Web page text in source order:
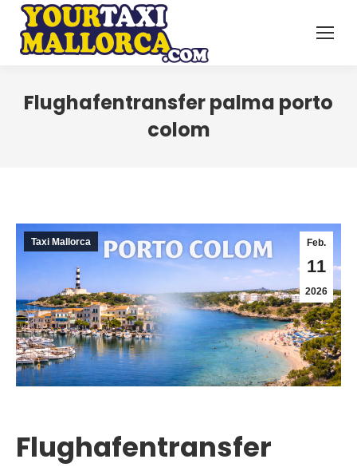
Flughafentransfer palma porto
colom
Feb.
11
2026
Taxi Mallorca
Flughafentransfer